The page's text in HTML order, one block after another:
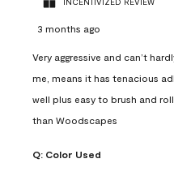
INCENTIVIZED REVIEW
3 months ago
Very aggressive and can’t
me, means it has tenacious
well plus easy to brush and
than Woodscapes
Q: Color Used